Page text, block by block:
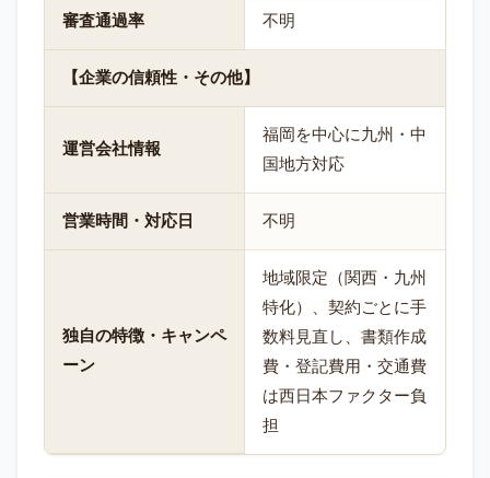
審査通過率 不明
【企業の信頼性・その他】
運営会社情報
福岡を中心に九州・中
国地方対応
営業時間・対応日 不明
独自の特徴・キャンペ
ーン
地域限定（関西・九州
特化）、契約ごとに手
数料見直し、書類作成
費・登記費用・交通費
は西日本ファクター負
担